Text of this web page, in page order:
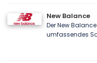
New Balance
Der New
umfassendes